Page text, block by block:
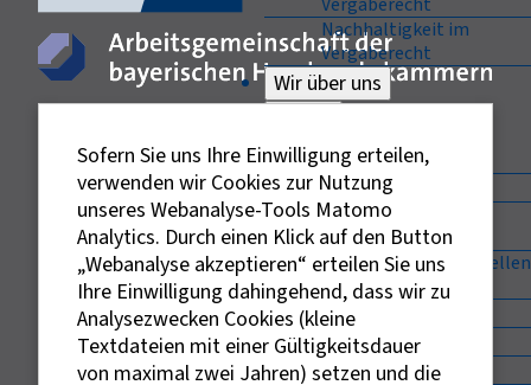
Nachhaltigkeit im
Vergaberecht
Wir über uns
Wir über uns
Unser Netzwerk
Enterprise Europe
Network (EEN)
Auftragsberatungsstellen
in Deutschland
Ansprechpartner
Träger
Vorstand
Externe Links sind mit dem Symbol
Sofern Sie uns Ihre Einwilligung erteilen,
verwenden wir Cookies zur Nutzung
unseres Webanalyse-Tools Matomo
Analytics. Durch einen Klick auf den Button
„Webanalyse akzeptieren“ erteilen Sie uns
Ihre Einwilligung dahingehend, dass wir zu
Analysezwecken Cookies (kleine
Textdateien mit einer Gültigkeitsdauer
von maximal zwei Jahren) setzen und die